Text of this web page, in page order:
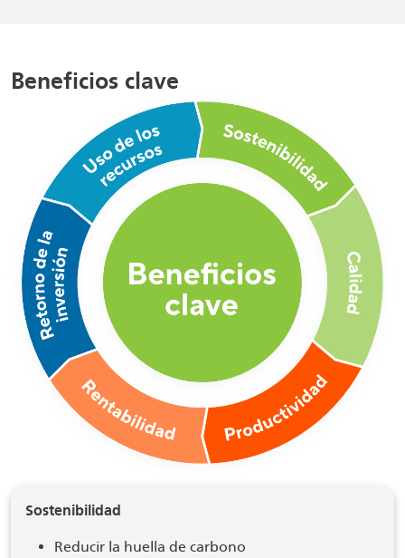
Beneficios clave
Sostenibilidad
Reducir la huella de carbono